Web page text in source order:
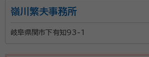
嶺川繁夫事務所
岐阜県関市下有知93-1